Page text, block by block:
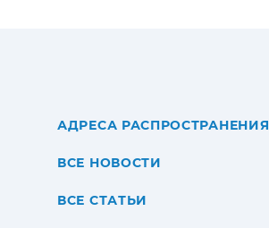
АДРЕСА РАСПРОСТРАНЕНИЯ
ВСЕ НОВОСТИ
ВСЕ СТАТЬИ